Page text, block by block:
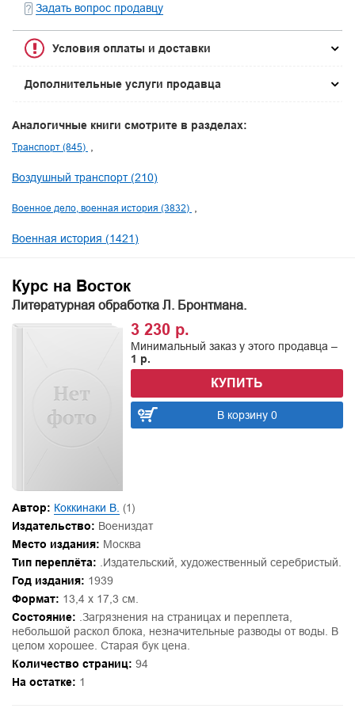
Задать вопрос продавцу
Условия оплаты и доставки
Дополнительные услуги продавца
Аналогичные книги смотрите в разделах:
Транспорт (845)
Воздушный транспорт (210)
Военное дело, военная история (3832)
Военная история (1421)
Курс на Восток
Литературная обработка Л. Бронтмана.
3 230 р.
Минимальный заказ у этого продавца –
1 р.
КУПИТЬ
В корзину 0
Автор: Коккинаки В. (1)
Издательство: Воениздат
Место издания: Москва
Тип переплёта: .Издательский, художественный серебристый.
Год издания: 1939
Формат: 13,4 х 17,3 см.
Состояние: .Загрязнения на страницах и переплета,
небольшой раскол блока, незначительные разводы от воды. В
целом хорошее. Старая бук цена.
Количество страниц: 94
На остатке: 1